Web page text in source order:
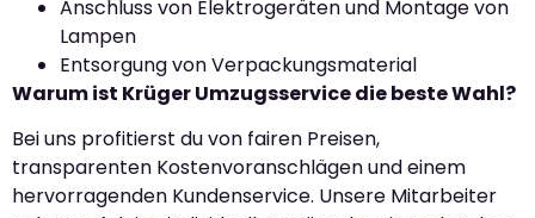
Anschluss von Elektrogeräten und Montage von
Lampen
Entsorgung von Verpackungsmaterial
Warum ist Krüger Umzugsservice die beste Wahl?
Bei uns profitierst du von fairen Preisen,
transparenten Kostenvoranschlägen und einem
hervorragenden Kundenservice. Unsere Mitarbeiter